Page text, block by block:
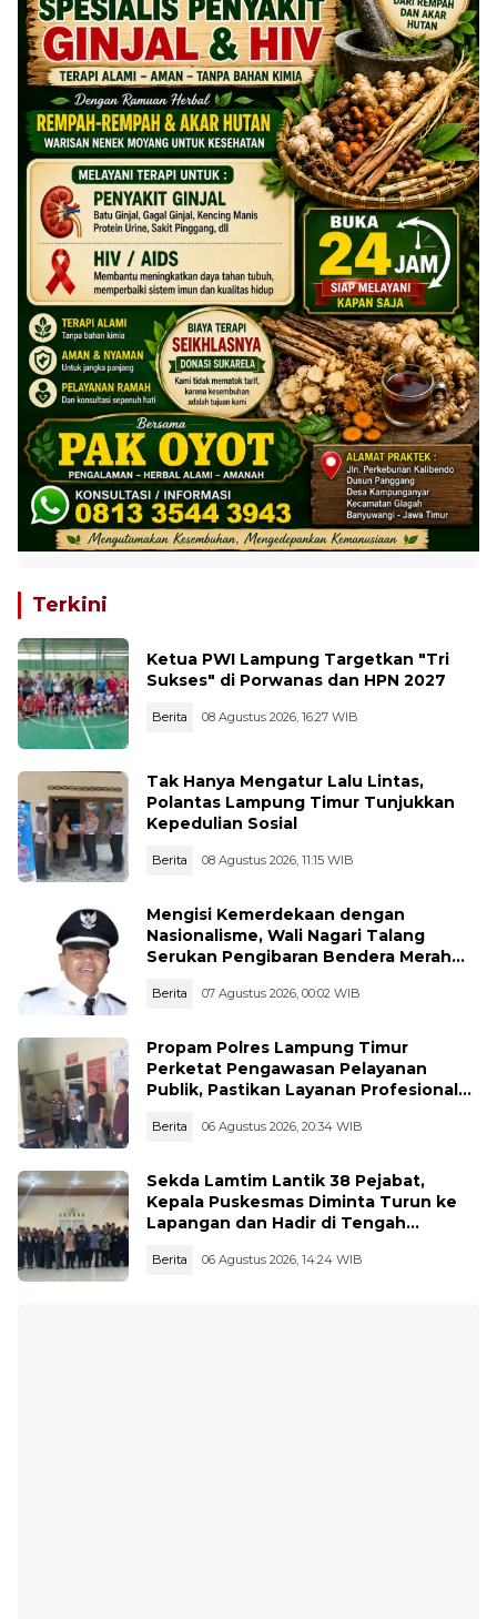
Terkini
Ketua PWI Lampung Targetkan "Tri
Sukses" di Porwanas dan HPN 2027
Berita 08 Agustus 2026, 16:27 WIB
Tak Hanya Mengatur Lalu Lintas,
Polantas Lampung Timur Tunjukkan
Kepedulian Sosial
Berita 08 Agustus 2026, 11:15 WIB
Mengisi Kemerdekaan dengan
Nasionalisme, Wali Nagari Talang
Serukan Pengibaran Bendera Merah
Berita 07 Agustus 2026, 00:02 WIB
Propam Polres Lampung Timur
Perketat Pengawasan Pelayanan
Publik, Pastikan Layanan Profesional
Berita 06 Agustus 2026, 20:34 WIB
Sekda Lamtim Lantik 38 Pejabat,
Kepala Puskesmas Diminta Turun ke
Lapangan dan Hadir di Tengah
Berita 06 Agustus 2026, 14:24 WIB